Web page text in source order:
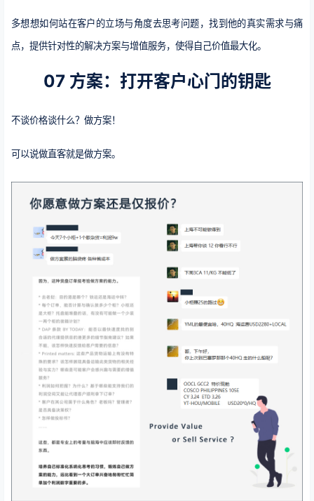
多想想如何站在客户的立场与角度去思考问题，找到他的真实需求与痛
点，提供针对性的解决方案与增值服务，使得自己价值最大化。
07 方案：打开客户心门的钥匙
不谈价格谈什么？做方案！
可以说做直客就是做方案。